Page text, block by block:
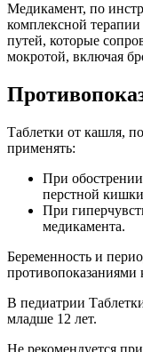
Медикамент, по
комплексной
путей, которые
мокротой, включая
Таблетки от кашля,
применять:
При
перстной
При
медикамента.
Беременность и
противопоказаниями
В педиатрии
младше 12 лет.